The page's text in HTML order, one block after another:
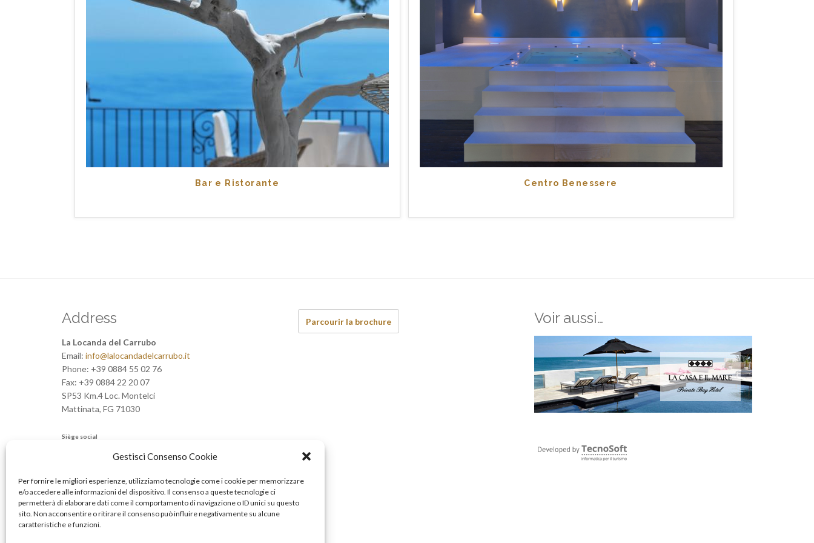
Gestisci Consenso Cookie
Per fornire le migliori esperienze, utilizziamo tecnologie come i cookie per memorizzare
e/o accedere alle informazioni del dispositivo. Il consenso a queste tecnologie ci
permetterà di elaborare dati come il comportamento di navigazione o ID unici su questo
sito. Non acconsentire o ritirare il consenso può influire negativamente su alcune
caratteristiche e funzioni.
Bar e Ristorante Centro Benessere
Address
La Locanda del Carrubo
Email: info@lalocandadelcarrubo.it
Phone: +39 0884 55 02 76
Fax: +39 0884 22 20 07
SP53 Km.4 Loc. Montelci
Mattinata, FG 71030
Siège social
CF/Partita IVA: 04497580714
CCIAA Foggia
Privacy Policy
Parcourir la brochure Voir aussi…